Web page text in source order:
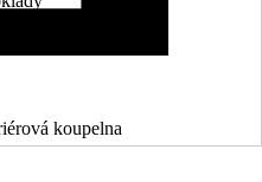
koupelna